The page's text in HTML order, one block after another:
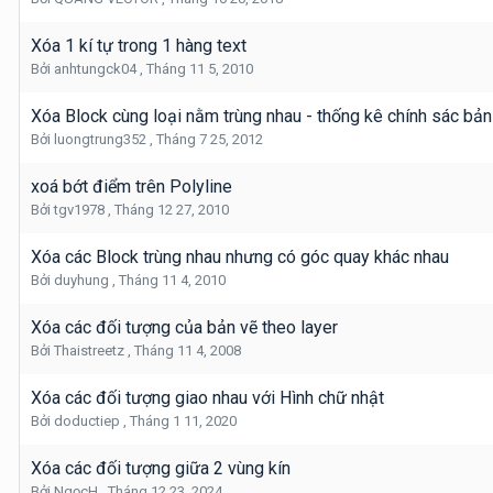
Xóa 1 kí tự trong 1 hàng text
Bởi anhtungck04, Tháng 11 5, 2010
Xóa Block cùng loại nằm trùng nhau - thống kê chính sác
Bởi luongtrung352 , Tháng 7 25, 2012
xoá bớt điểm trên Polyline
Bởitgv1978 , Tháng 12 27, 2010
Xóa các Block trùng nhau nhưng có góc quay khác nhau
Bởi duyhung , Tháng 11 4, 2010
Xóa các đối tượng của bản vẽ theo layer
Bởi Thaistreetz , Tháng 11 4, 2008
Xóa các đối tượng giao nhau với Hình chữ nhật
Bởi doductiep , Tháng 1 11, 2020
Xóa các đối tượng giữa 2 vùng kín